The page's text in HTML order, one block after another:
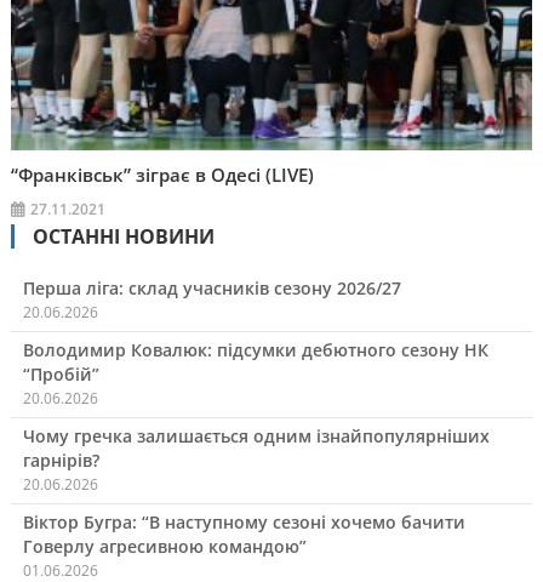
“Франківськ” зіграє в Одесі (LIVE)
27.11.2021
ОСТАННІ НОВИНИ
Перша ліга: склад учасників сезону 2026/27
20.06.2026
Володимир Ковалюк: підсумки дебютного сезону НК
“Пробій”
20.06.2026
Чому гречка залишається одним ізнайпопулярніших
гарнірів?
20.06.2026
Віктор Бугра: “В наступному сезоні хочемо бачити
Говерлу агресивною командою”
01.06.2026